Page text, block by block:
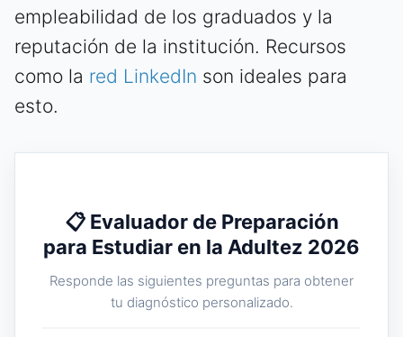
empleabilidad de los graduados y la
reputación de la institución. Recursos
como la red LinkedIn son ideales para
esto.
📋 Evaluador de Preparación
para Estudiar en la Adultez 2026
Responde las siguientes preguntas para obtener
tu diagnóstico personalizado.